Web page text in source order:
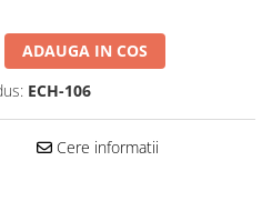
ADAUGA IN COS
ECH-106
Cere informatii